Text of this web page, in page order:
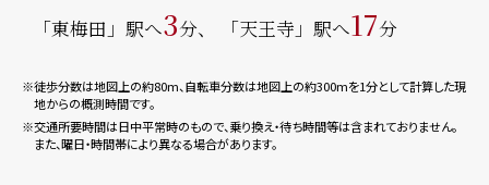
「東梅田」駅へ3分、 「天王寺」駅へ17分
※徒歩分数は地図上の約80m、自転車分数は地図上の約300mを1分として計算した現
地からの概測時間です。
※交通所要時間は日中平常時のもので、乗り換え・待ち時間等は含まれておりません。
また、曜日・時間帯により異なる場合があります。